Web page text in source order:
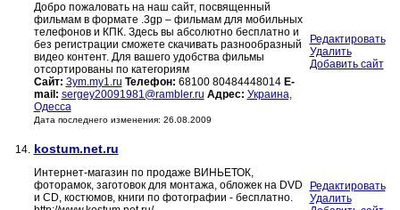
Добро пожаловать на наш сайт, посвященный
фильмам в формате .3gp – фильмам для мобильных
телефонов и КПК. Здесь вы абсолютно бесплатно и
без регистрации сможете скачивать разнообразный
видео контент. Для вашего удобства фильмы
отсортированы по категориям
Сайт: 3ym.my1.ru Телефон: 68100 80484448014 E-
mail: sergey20091981@rambler.ru Адрес: Украина,
Одесса
Дата последнего изменения: 26.08.2009
Редактировать
Удалить
Добавить сайт
14. kostum.net.ru
Интернет-магазин по продаже ВИНЬЕТОК,
фоторамок, заготовок для монтажа, обложек на DVD
и CD, костюмов, книги по фотографии - бесплатно.
Редактировать
Удалить